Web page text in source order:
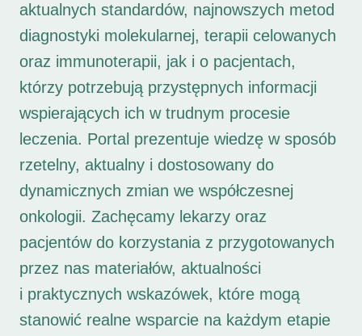
aktualnych standardów, najnowszych metod
diagnostyki molekularnej, terapii celowanych
oraz immunoterapii, jak i o pacjentach,
którzy potrzebują przystępnych informacji
wspierających ich w trudnym procesie
leczenia. Portal prezentuje wiedzę w sposób
rzetelny, aktualny i dostosowany do
dynamicznych zmian we współczesnej
onkologii. Zachęcamy lekarzy oraz
pacjentów do korzystania z przygotowanych
przez nas materiałów, aktualności
i praktycznych wskazówek, które mogą
stanowić realne wsparcie na każdym etapie